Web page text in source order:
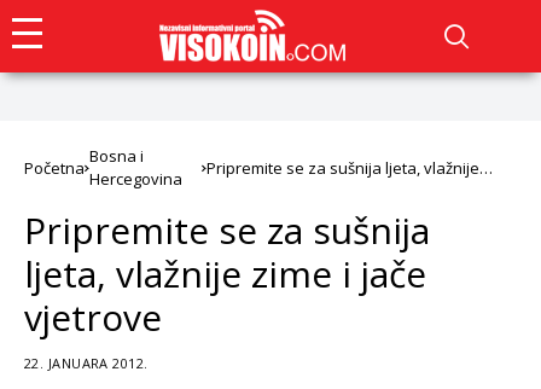
Početna
Bosna i
Hercegovina
Pripremite se za sušnija ljeta, vlažnije
Pripremite se za sušnija
ljeta, vlažnije zime i jače
vjetrove
22. JANUARA 2012.